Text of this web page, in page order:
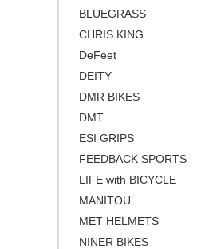
BLUEGRASS
CHRIS KING
DeFeet
DEITY
DMR BIKES
DMT
ESI GRIPS
FEEDBACK SPORTS
LIFE with BICYCLE
MANITOU
MET HELMETS
NINER BIKES